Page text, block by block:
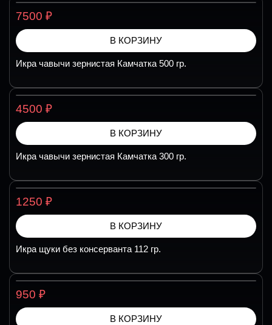
7500 ₽
В КОРЗИНУ
Икра чавычи зернистая Камчатка 500 гр.
4500 ₽
В КОРЗИНУ
Икра чавычи зернистая Камчатка 300 гр.
1250 ₽
В КОРЗИНУ
Икра щуки без консерванта 112 гр.
950 ₽
В КОРЗИНУ